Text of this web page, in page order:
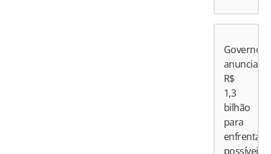
Governo
anuncia
R$
1,3
bilhão
para
enfrentar
possíveis